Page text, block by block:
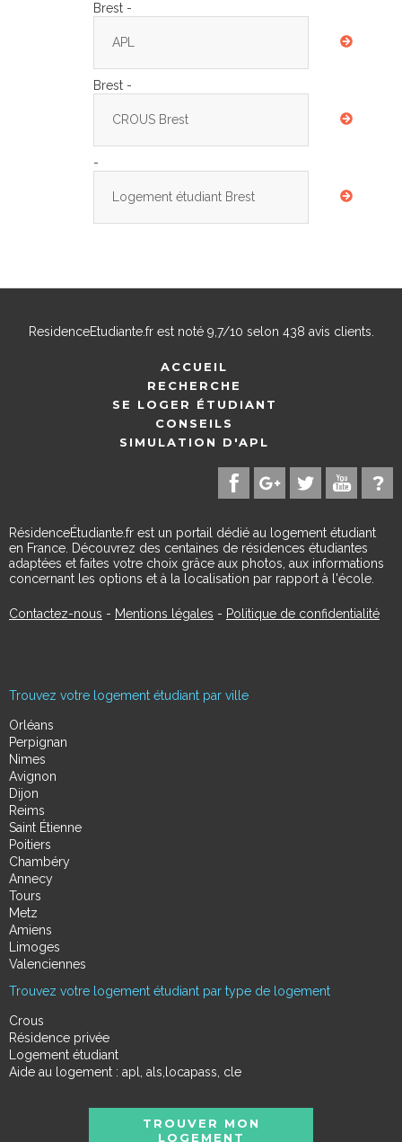
Brest -
APL
Brest -
CROUS Brest
-
Logement étudiant Brest
ResidenceEtudiante.frest noté 9,7/10 selon 438 avis clients.
ACCUEIL
RECHERCHE
SE LOGER ÉTUDIANT
CONSEILS
SIMULATION D'APL
RésidenceÉtudiante.fr est un portail dédié au logement étudiant
en France. Découvrez des centaines de résidences étudiantes
adaptées et faites votre choix grâce aux photos, aux informations
concernant les options et à la localisation par rapport à l'école.
Contactez-nous - Mentions légales - Politique de confidentialité
Trouvez votre logement étudiant par ville
Orléans
Perpignan
Nimes
Avignon
Dijon
Reims
Saint Étienne
Poitiers
Chambéry
Annecy
Tours
Metz
Amiens
Limoges
Valenciennes
Trouvez votre logement étudiant par type de logement
Crous
Résidence privée
Logement étudiant
Aide au logement : apl, als,locapass, cle
TROUVER MON
LOGEMENT